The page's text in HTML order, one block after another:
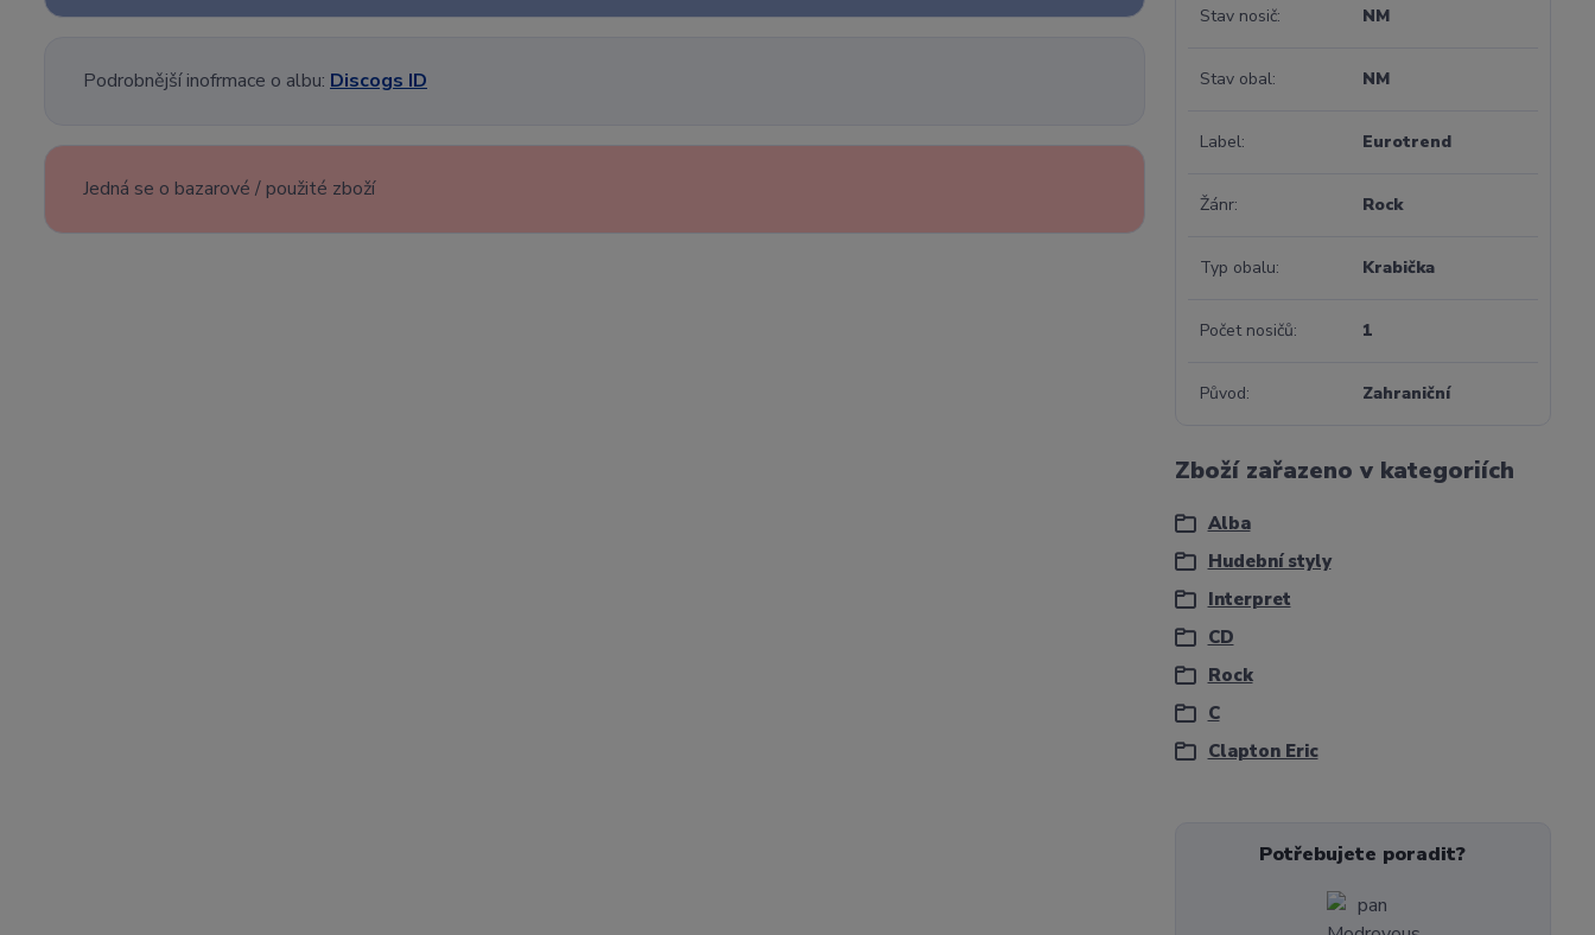
Podrobnější inofrmace o albu: Discogs ID
Jedná se o bazarové / použité zboží
Stav nosič NM
Stav obal NM
Label Eurotrend
Žánr Rock
Typ obalu Krabička
Počet nosičů 1
Původ Zahraniční
Zboží zařazeno v kategoriích
Alba
Hudební styly
Interpret
CD
Rock
C
Clapton Eric
Potřebujete poradit?